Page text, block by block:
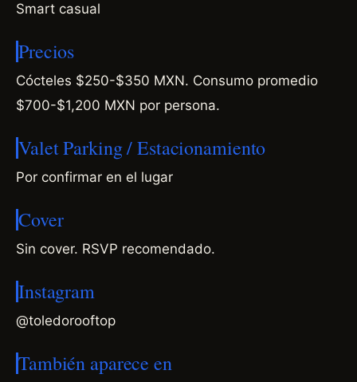
Smart casual
Precios
Cócteles $250-$350 MXN. Consumo promedio
$700-$1,200 MXN por persona.
Valet Parking / Estacionamiento
Por confirmar en el lugar
Cover
Sin cover. RSVP recomendado.
Instagram
@toledorooftop
También aparece en